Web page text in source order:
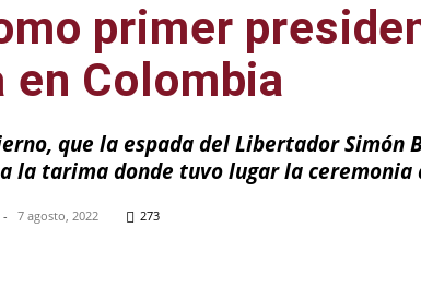
primer
en Colombia
que la espada del Libertador Simón
tarima donde tuvo lugar la ceremonia
- 7 agosto, 2022 273